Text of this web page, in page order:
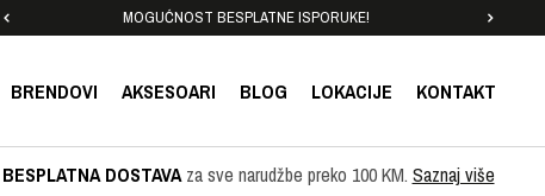
MOGUĆNOST BESPLATNE ISPORUKE!
BRENDOVI AKSESOARI BLOG LOKACIJE KONTAKT
BESPLATNA DOSTAVAza sve narudžbe preko 100 KM. Saznaj više